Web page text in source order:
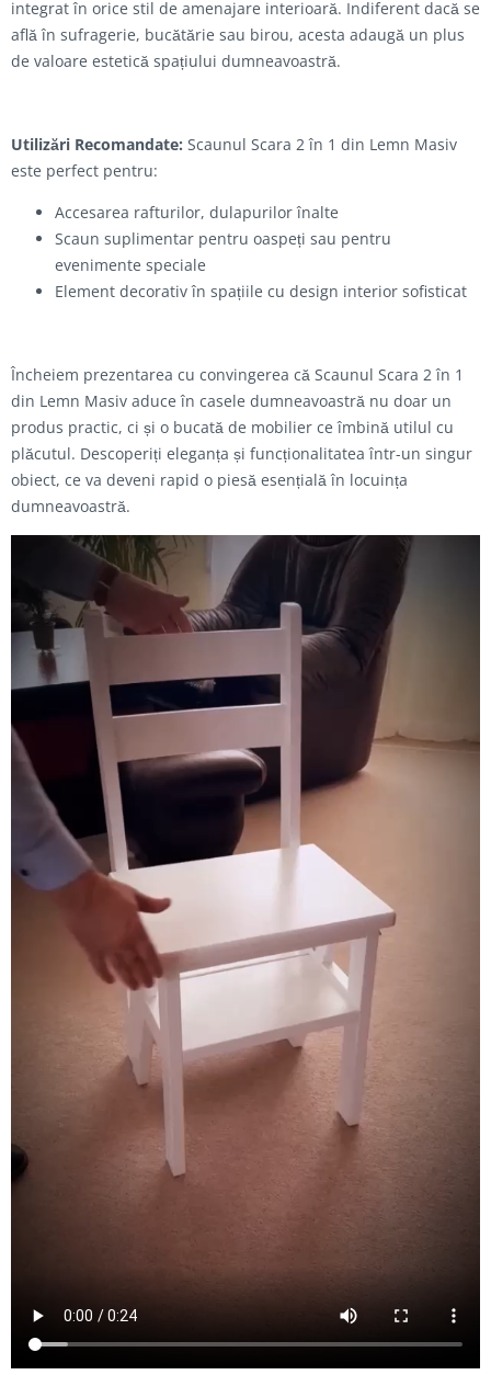
integrat în orice stil de amenajare interioară. Indiferent dacă se
află în sufragerie, bucătărie sau birou, acesta adaugă un plus
de valoare estetică spațiului dumneavoastră.
Utilizări Recomandate: Scaunul Scara 2 în 1 din Lemn Masiv
este perfect pentru:
Accesarea rafturilor, dulapurilor înalte
Scaun suplimentar pentru oaspeți sau pentru
evenimente speciale
Element decorativ în spațiile cu design interior sofisticat
Încheiem prezentarea cu convingerea că Scaunul Scara 2 în 1
din Lemn Masiv aduce în casele dumneavoastră nu doar un
produs practic, ci și o bucată de mobilier ce îmbină utilul cu
plăcutul. Descoperiți eleganța și funcționalitatea într-un singur
obiect, ce va deveni rapid o piesă esențială în locuința
dumneavoastră.